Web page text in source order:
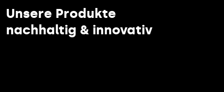
Unsere Produkte
nachhaltig & innovativ